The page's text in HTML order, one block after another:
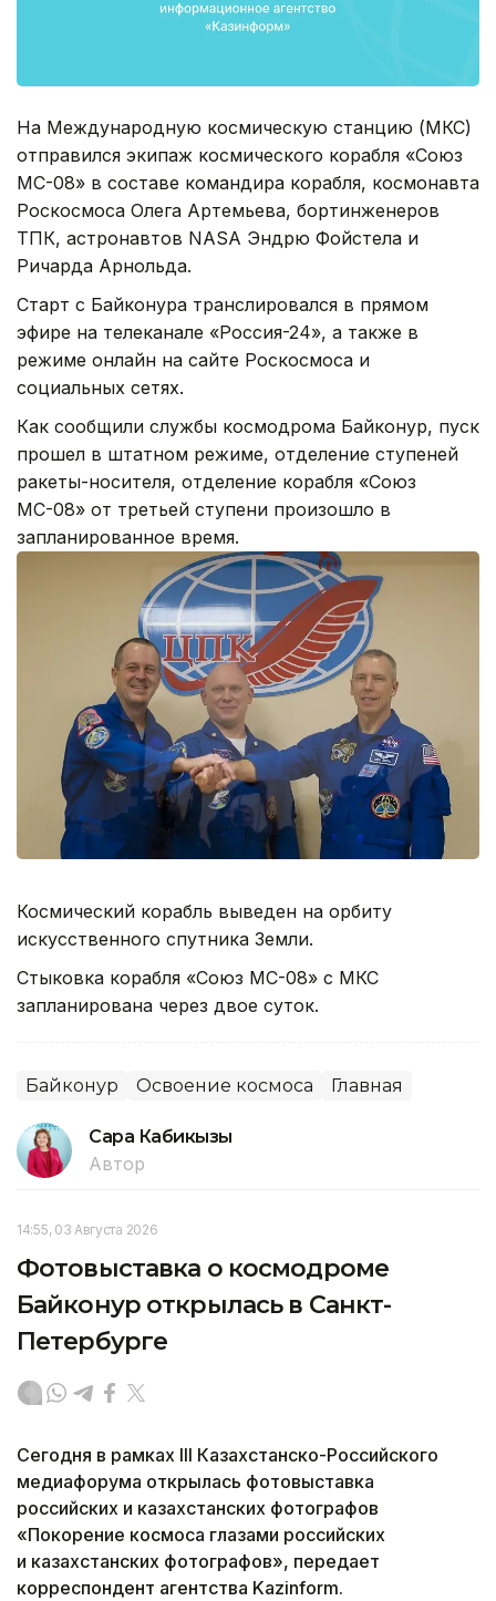
На Международную космическую станцию (МКС)
отправился экипаж космического корабля «Союз
МС-08» в составе командира корабля, космонавта
Роскосмоса Олега Артемьева, бортинженеров
ТПК, астронавтов NASA Эндрю Фойстела и
Ричарда Арнольда.
Старт с Байконура транслировался в прямом
эфире на телеканале «Россия-24», а также в
режиме онлайн на сайте Роскосмоса и
социальных сетях.
Как сообщили службы космодрома Байконур, пуск
прошел в штатном режиме, отделение ступеней
ракеты-носителя, отделение корабля «Союз
МС-08» от третьей ступени произошло в
запланированное время.
Космический корабль выведен на орбиту
искусственного спутника Земли.
Стыковка корабля «Союз МС-08» с МКС
запланирована через двое суток.
Байконур Освоение космоса Главная
Сара Кабикызы
Автор
14:55, 03 Августа 2026
Фотовыставка о космодроме
Байконур открылась в Санкт-
Петербурге
Сегодня в рамках III Казахстанско-Российского
медиафорума открылась фотовыставка
российских и казахстанских фотографов
«Покорение космоса глазами российских
и казахстанских фотографов», передает
корреспондент агентства Kazinform.